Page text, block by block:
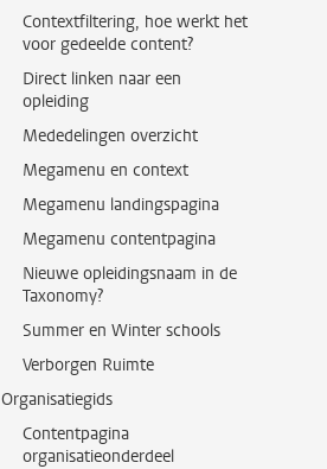
Contextfiltering, hoe werkt het
voor gedeelde content?
Direct linken naar een
opleiding
Mededelingen overzicht
Megamenu en context
Megamenu landingspagina
Megamenu contentpagina
Nieuwe opleidingsnaam in de
Taxonomy?
Summer en Winter schools
Verborgen Ruimte
Organisatiegids
Contentpagina
organisatieonderdeel